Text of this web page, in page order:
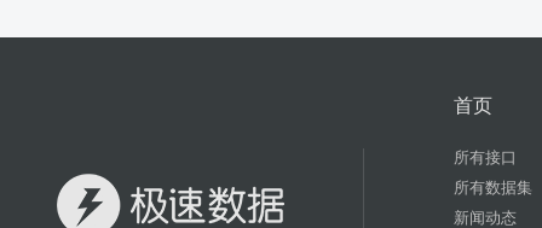
首页
所有接口
所有数据集
新闻动态